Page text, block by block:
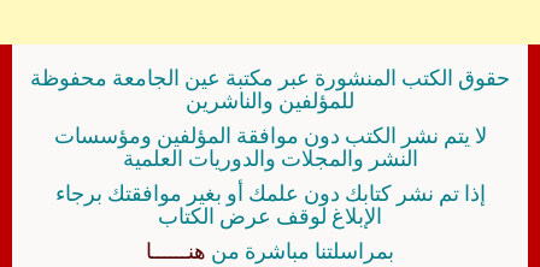
حقوق الكتب المنشورة عبر مكتبة عين الجامعة محفوظة
للمؤلفين والناشرين
لا يتم نشر الكتب دون موافقة المؤلفين ومؤسسات
النشر والمجلات والدوريات العلمية
إذا تم نشر كتابك دون علمك أو بغير موافقتك برجاء
الإبلاغ لوقف عرض الكتاب
بمراسلتنا مباشرة من هنــــــا